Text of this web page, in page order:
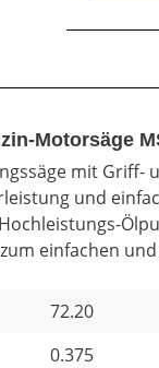
Motorsäge
mit Griff-
und
einfachen
72.20
0.375